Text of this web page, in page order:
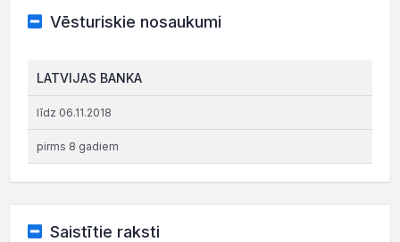
Vēsturiskie nosaukumi
LATVIJAS BANKA
līdz 06.11.2018
pirms 8 gadiem
Saistītie raksti